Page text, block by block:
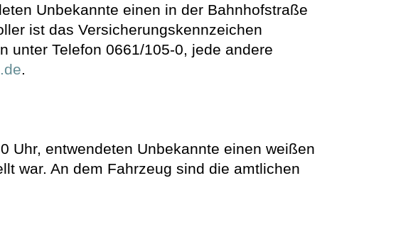
Unbekannte einen in der Bahnhofstraße
ist das Versicherungskennzeichen
unter Telefon 0661/105-0, jede andere
.
Uhr, entwendeten Unbekannte einen weißen
war. An dem Fahrzeug sind die amtlichen